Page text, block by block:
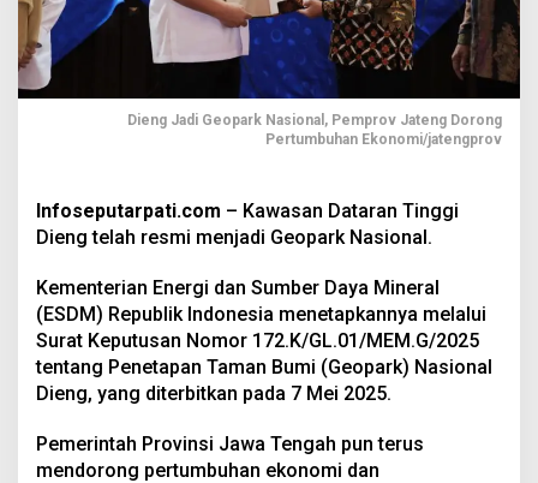
Dieng Jadi Geopark Nasional, Pemprov Jateng Dorong
Pertumbuhan Ekonomi/jatengprov
Infoseputarpati.com – Kawasan Dataran Tinggi
Dieng telah resmi menjadi Geopark Nasional.
Kementerian Energi dan Sumber Daya Mineral
(ESDM) Republik Indonesia menetapkannya melalui
Surat Keputusan Nomor 172.K/GL.01/MEM.G/2025
tentang Penetapan Taman Bumi (Geopark) Nasional
Dieng, yang diterbitkan pada 7 Mei 2025.
Pemerintah Provinsi Jawa Tengah pun terus
mendorong pertumbuhan ekonomi dan